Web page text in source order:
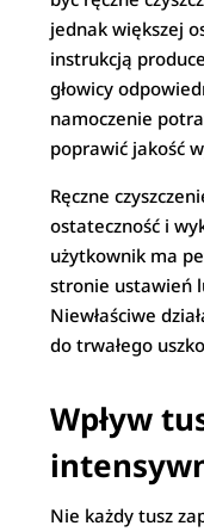
jednak większej
instrukcją
głowicy
namoczenie
poprawić jakość
Ręczne
ostateczność i
użytkownik ma
stronie ustawień
Niewłaściwe
do trwałego
Wpływ
Nie każdy tusz